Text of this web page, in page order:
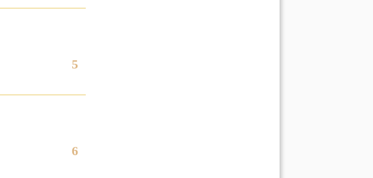
5
6